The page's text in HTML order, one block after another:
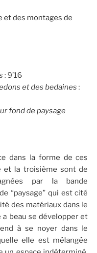
et des montages de
: 9’16
et des bedaines :
fond de paysage
dans la forme de ces
et la troisième sont de
par la bande
“paysage” qui est cité
des matériaux dans le
beau se développer et
à se noyer dans le
elle est mélangée